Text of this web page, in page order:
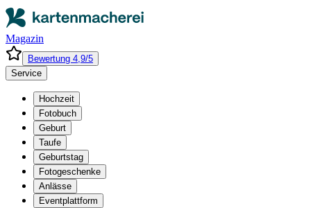
Magazin
Bewertung 4,9/5
Service
Hochzeit
Fotobuch
Geburt
Taufe
Geburtstag
Fotogeschenke
Anlässe
Eventplattform